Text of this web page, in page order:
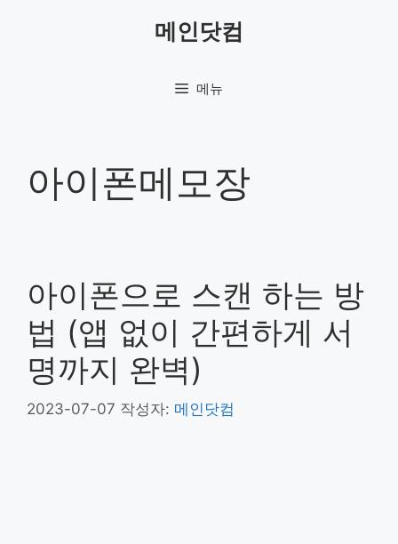
메인닷컴
메뉴
아이폰메모장
아이폰으로 스캔 하는 방
법 (앱 없이 간편하게 서
명까지 완벽)
2023-07-07 작성자: 메인닷컴